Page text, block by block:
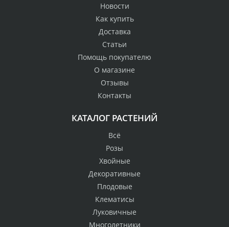
Новости
Как купить
Доставка
Статьи
Помощь покупателю
О магазине
Отзывы
Контакты
КАТАЛОГ РАСТЕНИЙ
Всё
Розы
Хвойные
Декоративные
Плодовые
Клематисы
Луковичные
Многолетники